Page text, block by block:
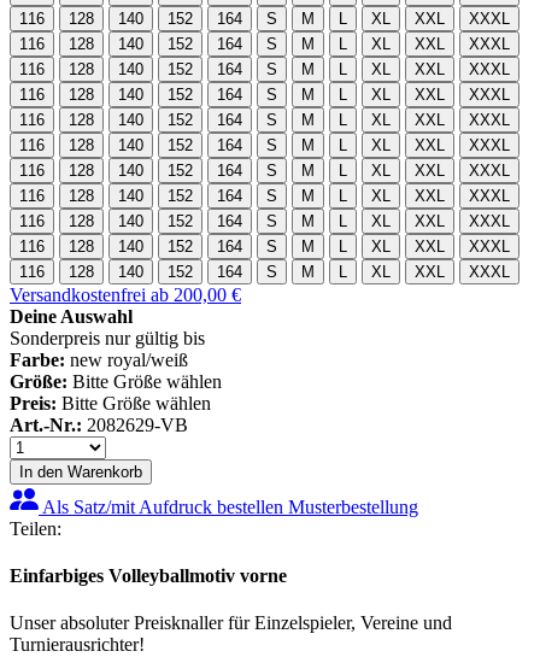
116
128 140 152 164 S M XL XXL
XXXL
116
128 140 152 164 S M XL XXL
XXXL
116
128 140 152 164 S M XL XXL
XXXL
116
128 140 152 164 S M XL XXL
XXXL
116
128 140 152 164 S M XL XXL
XXXL
116
128 140 152 164 S M XL XXL
XXXL
116
128 140 152 164 S M XL XXL
XXXL
116
128 140 152 164 S M XL XXL
XXXL
116
128 140 152 164 S M XL XXL
XXXL
116
128 140 152 164 S M XL XXL
XXXL
116
128 140 152 164 S M XL XXL XXXL
Versandkostenfrei ab 200,00 €
Deine Auswahl
Sonderpreis nur gültig bis
Farbe: new royal/weiß
Größe: Bitte Größe wählen
Preis: Bitte Größe wählen
Art.-Nr.: 2082629-VB
In den Warenkorb
Als Satz/mit Aufdruck bestellen Musterbestellung
Teilen:
Einfarbiges Volleyballmotiv vorne
Unser absoluter Preisknaller für Einzelspieler, Vereine und
Turnierausrichter!